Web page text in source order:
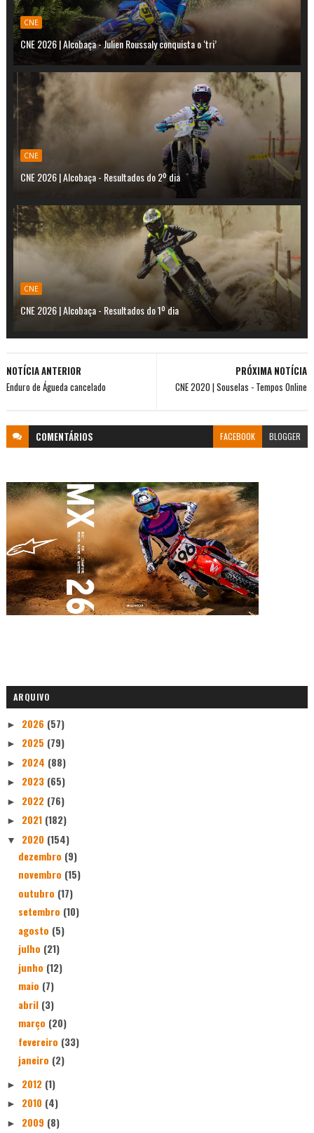
CNE
CNE 2026 | Alcobaça - Julien Roussaly conquista o ‘tri’
CNE
CNE 2026 | Alcobaça - Resultados do 2º dia
CNE
CNE 2026 | Alcobaça - Resultados do 1º dia
PRÓXIMA NOTÍCIA
CNE 2020 | Souselas - Tempos Online
NOTÍCIA ANTERIOR
Enduro de Águeda cancelado
COMENTÁRIOS FACEBOOK BLOGGER
ARQUIVO
► 2026 (57)
► 2025 (79)
► 2024 (88)
► 2023 (65)
► 2022 (76)
► 2021 (182)
▼ 2020 (154)
dezembro (9)
novembro (15)
outubro (17)
setembro (10)
agosto (5)
julho (21)
junho (12)
maio (7)
abril (3)
março (20)
fevereiro (33)
janeiro (2)
► 2012 (1)
► 2010 (4)
► 2009 (8)